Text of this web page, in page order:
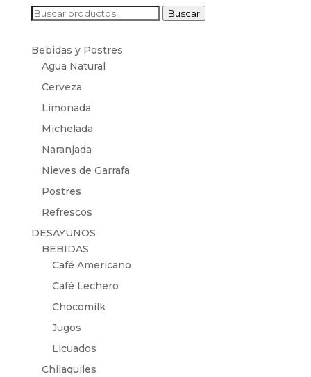
Buscar
Buscar
Bebidas y Postres
Agua Natural
Cerveza
Limonada
Michelada
Naranjada
Nieves de Garrafa
Postres
Refrescos
DESAYUNOS
BEBIDAS
Café Americano
Café Lechero
Chocomilk
Jugos
Licuados
Chilaquiles